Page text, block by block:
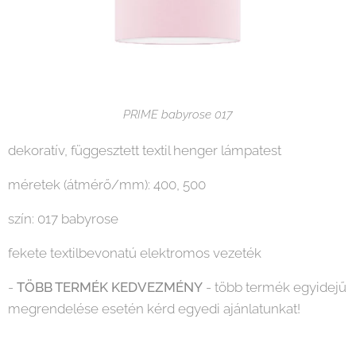
PRIME babyrose 017
dekoratív, függesztett textil henger lámpatest
méretek (átmérő/mm): 400, 500
szín: 017 babyrose
fekete textilbevonatú elektromos vezeték
- TÖBB TERMÉK KEDVEZMÉNY - több termék egyidejű
megrendelése esetén kérd egyedi ajánlatunkat!